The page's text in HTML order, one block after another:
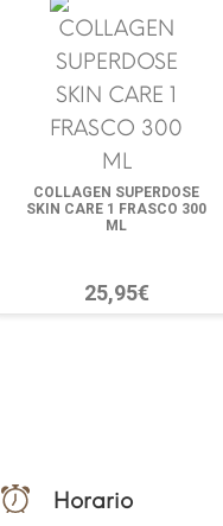
COLLAGEN SUPERDOSE
SKIN CARE 1 FRASCO 300
ML
25,95€
Horario